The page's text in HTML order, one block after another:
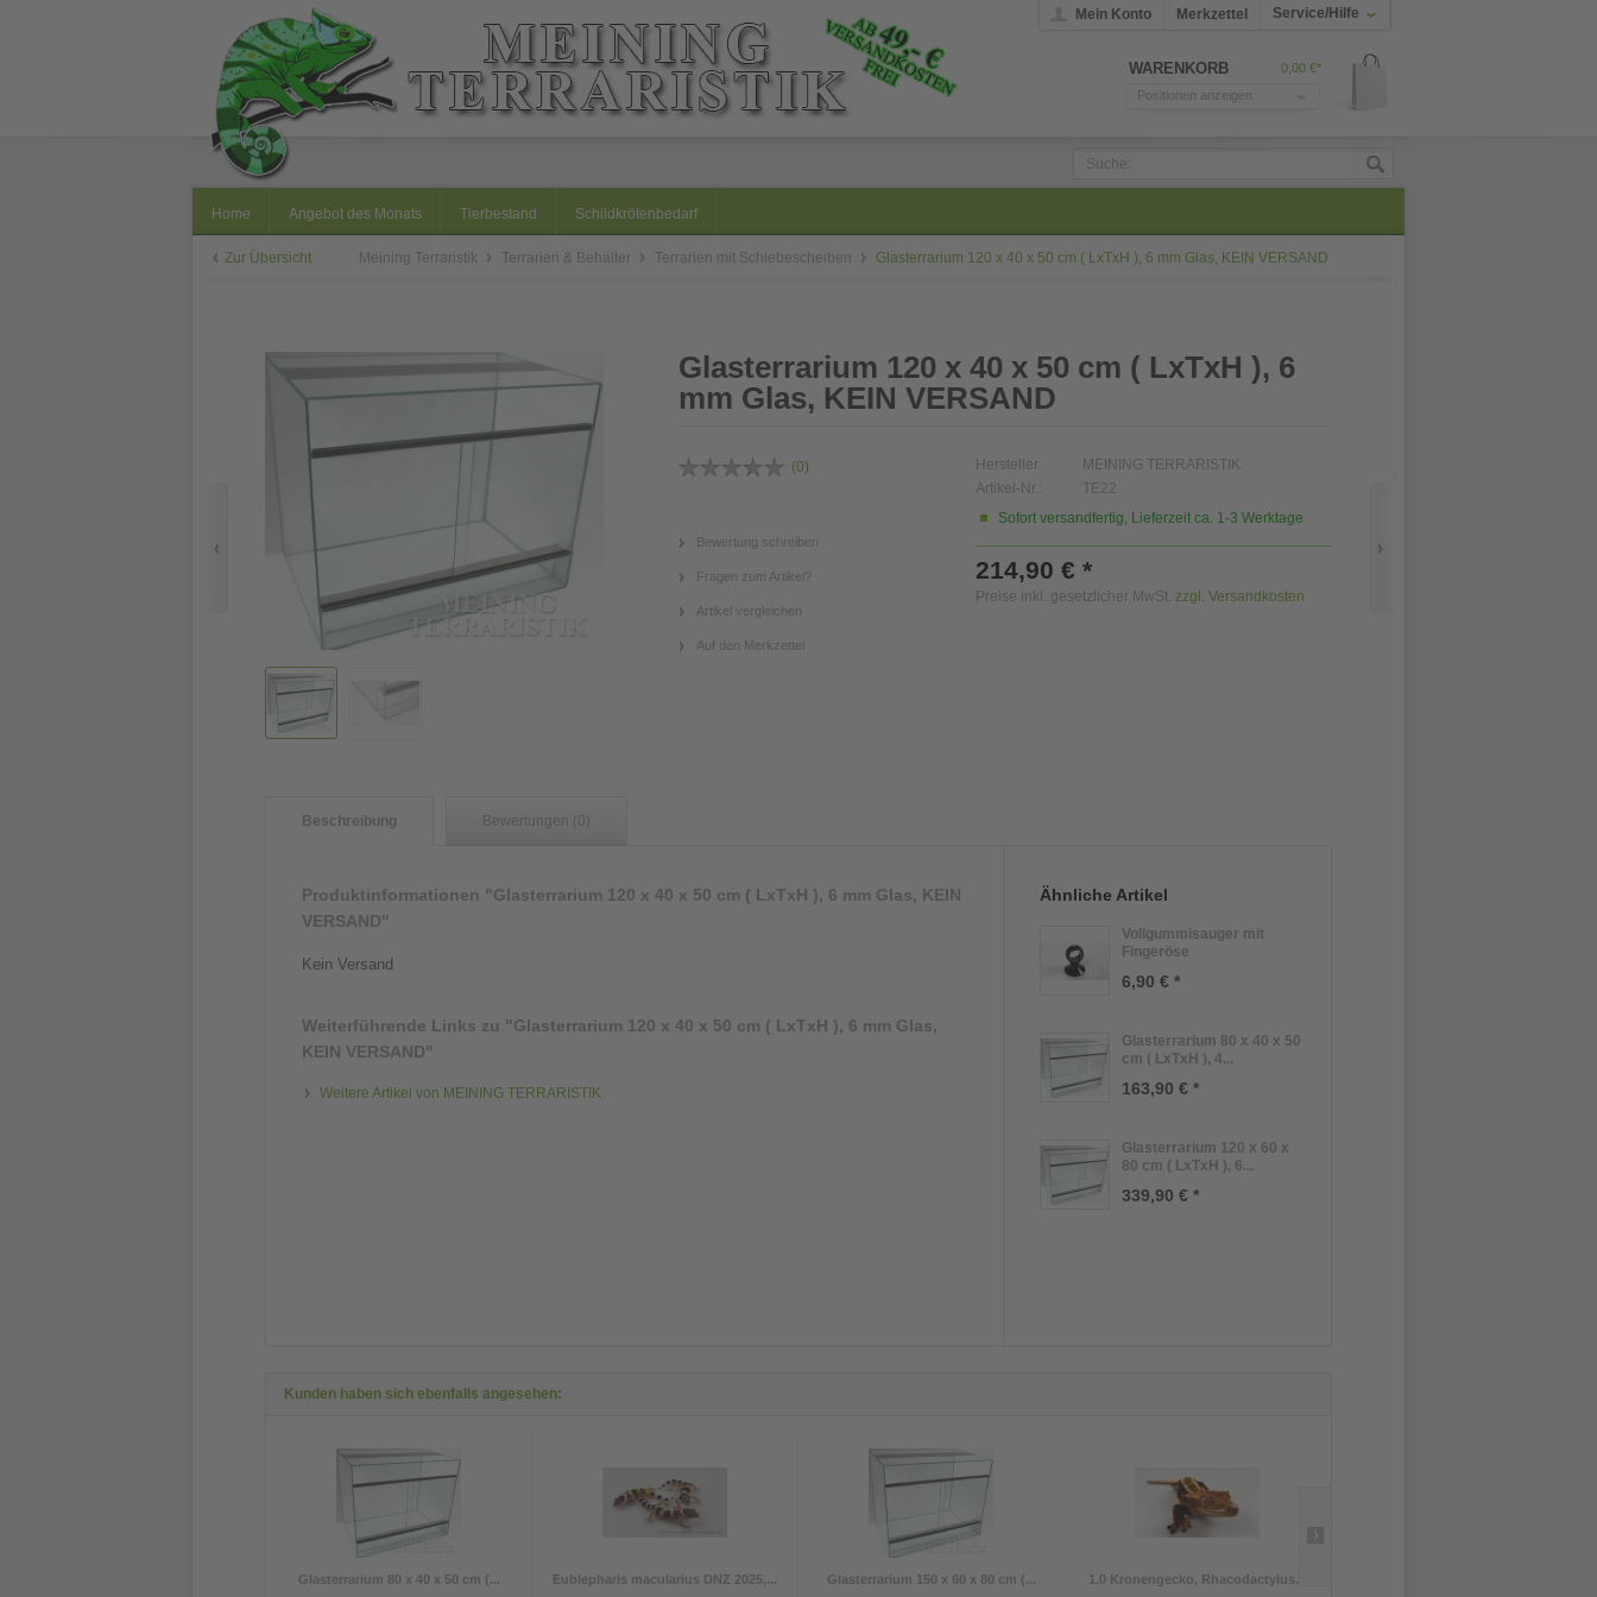
Mein Konto Merkzettel Service/Hilfe
WARENKORB
0,00 €*
Positionen anzeigen
Home Angebot des Monats Tierbestand Schildkrötenbedarf
Zur Übersicht Meining Terraristik Terrarien & Behälter Terrarien mit Schiebescheiben Glasterrarium 120 x 40 x 50 cm ( LxTxH ), 6 mm Glas, KEIN VERSAND
Glasterrarium 120 x 40 x 50 cm ( LxTxH ), 6
mm Glas, KEIN VERSAND
(0)
Bewertung schreiben
Fragen zum Artikel?
Artikel vergleichen
Auf den Merkzettel
Hersteller
MEINING TERRARISTIK
Artikel-Nr.:
TE22
Sofort versandfertig, Lieferzeit ca. 1-3 Werktage
214,90 € *
Preise inkl. gesetzlicher MwSt. zzgl. Versandkosten
Beschreibung Bewertungen (0)
Produktinformationen "Glasterrarium 120 x 40 x 50 cm ( LxTxH ), 6 mm Glas, KEIN
VERSAND"
Kein Versand
Weiterführende Links zu "Glasterrarium 120 x 40 x 50 cm ( LxTxH ), 6 mm Glas,
KEIN VERSAND"
Weitere Artikel von MEINING TERRARISTIK
Ähnliche Artikel
Vollgummisauger mit
Fingeröse
6,90 € *
Glasterrarium 80 x 40 x 50
cm ( LxTxH ), 4...
163,90 € *
Glasterrarium 120 x 60 x
80 cm ( LxTxH ), 6...
339,90 € *
Kunden haben sich ebenfalls angesehen:
Glasterrarium 80 x 40 x 50 cm (... Eublepharis macularius DNZ 2025,... Glasterrarium 150 x 60 x 80 cm (... 1.0 Kronengecko, Rhacodactylus...